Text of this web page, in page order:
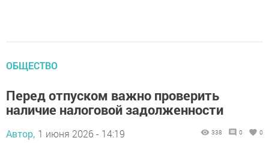
ОБЩЕСТВО
Перед отпуском важно проверить
наличие налоговой задолженности
Автор, 1 июня 2026 - 14:19 338 0 0